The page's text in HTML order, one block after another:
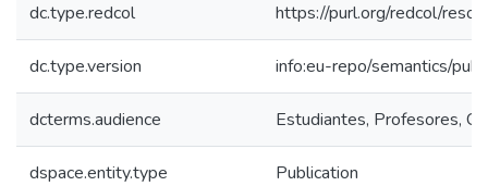
dc.type.redcol https://purl.org/redcol/
dc.type.version info:eu-repo/semantics/
dcterms.audience Estudiantes, Profesores,
dspace.entity.type Publication